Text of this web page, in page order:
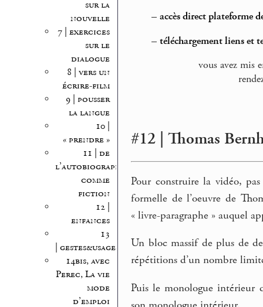
sur la
nouvelle
7 | exercices
sur le
dialogue
8 | vers un
écrire-film
9 | pousser
la langue
10 |
« prendre »
11 | de
l’autobiographie
comme
fiction
12 |
enfances
13
| gestes&usages
14bis, avec
Perec, La vie
mode
d’emploi
– accès direct plateforme
– téléchargement liens et
vous avez mis
#12 | Thomas
Pour construire la vidéo,
formelle de l’oeuvre de
« livre-paragraphe » auquel
Un bloc massif de plus de
répétitions d’un nombre
Puis le monologue intérieur